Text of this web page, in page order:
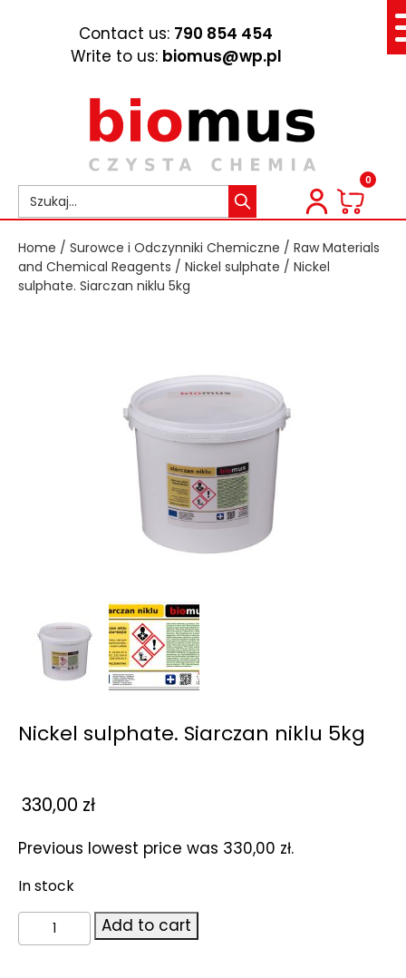
Contact us: 790 854 454
Write to us: biomus@wp.pl
0
Home / Surowce i Odczynniki Chemiczne / Raw Materials
and Chemical Reagents / Nickel sulphate / Nickel
sulphate. Siarczan niklu 5kg
Nickel sulphate. Siarczan niklu 5kg
330,00 zł
Previous lowest price was 330,00 zł.
In stock
Nickel
sulphate.
Add to cart